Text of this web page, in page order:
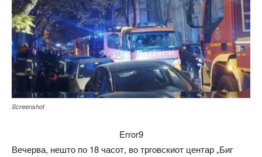
Screenshot
Error9
Вечерва, нешто по 18 часот, во трговскиот центар „Биг